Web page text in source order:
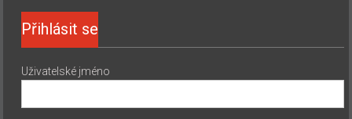
Přihlásit se
Uživatelské jméno